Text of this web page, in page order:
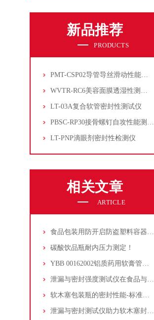
新品推荐
PRODUCTS
PMT-CSP02导管导丝滑动性能测试仪
WVTR-RC6美容面膜透湿性测试仪
LT-03A复合软管密封性测试仪
PBSC-RP30接骨螺钉自攻性能测试‌仪
LT-PNP滴眼剂密封性检测仪
相关文章
ARTICLE
食品包装用防开启防盗塑料容器密封性及瓶盖开启测试方法
碳酸饮品瓶耐内压力测定！
YBB 00162002铝质药用软膏管的封闭性检测
泄漏与密封强度测试仪在食品与医药包装中的作用
软木塞包装瓶的密封性能-标准柱测量法
泄漏与密封测试仪助力软木塞封口的红酒瓶的密封性能质控检验